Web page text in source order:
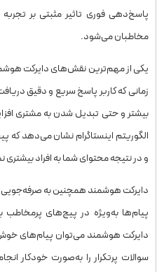
پاسخ‌دهی فوری تاثیر مثبتی بر
مخاطبان می‌شود.
یکی از مهم‌ترین نقش‌های دایرکت
زمانی که کاربر پاسخ سریع و دقیق
بیشتر و حتی تبدیل شدن به مشتری
الگوریتم اینستاگرام نشان می‌دهد که
و در نتیجه محتوای شما به افراد
دایرکت هوشمند همچنین به
پیام‌ها به‌ویژه در پیج‌های پرمخاطب
دایرکت هوشمند می‌توان پیام‌های
سوالات پرتکرار را به‌صورت خودکار